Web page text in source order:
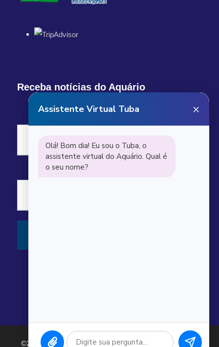
Receba notícias do Aquário
©2026 Argonauta Comércio e Serviços Oceanográficos